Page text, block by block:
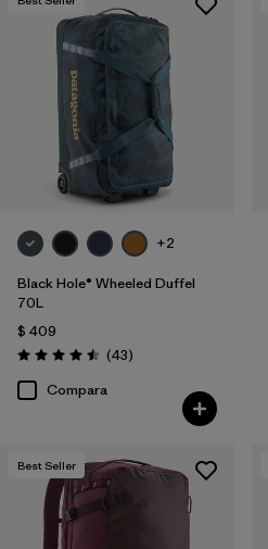
+2
Black Hole® Wheeled Duffel
70L
$ 409
Valoración: 4.5 / 5
(43Comentarios
)
Compara
Best Seller